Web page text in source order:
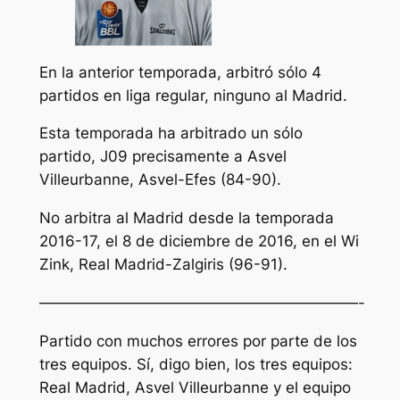
En la anterior temporada, arbitró sólo 4
partidos en liga regular, ninguno al Madrid.
Esta temporada ha arbitrado un sólo
partido, J09 precisamente a Asvel
Villeurbanne, Asvel-Efes (84-90).
No arbitra al Madrid desde la temporada
2016-17, el 8 de diciembre de 2016, en el Wi
Zink, Real Madrid-Zalgiris (96-91).
—————————————————————-
Partido con muchos errores por parte de los
tres equipos. Sí, digo bien, los tres equipos:
Real Madrid, Asvel Villeurbanne y el equipo